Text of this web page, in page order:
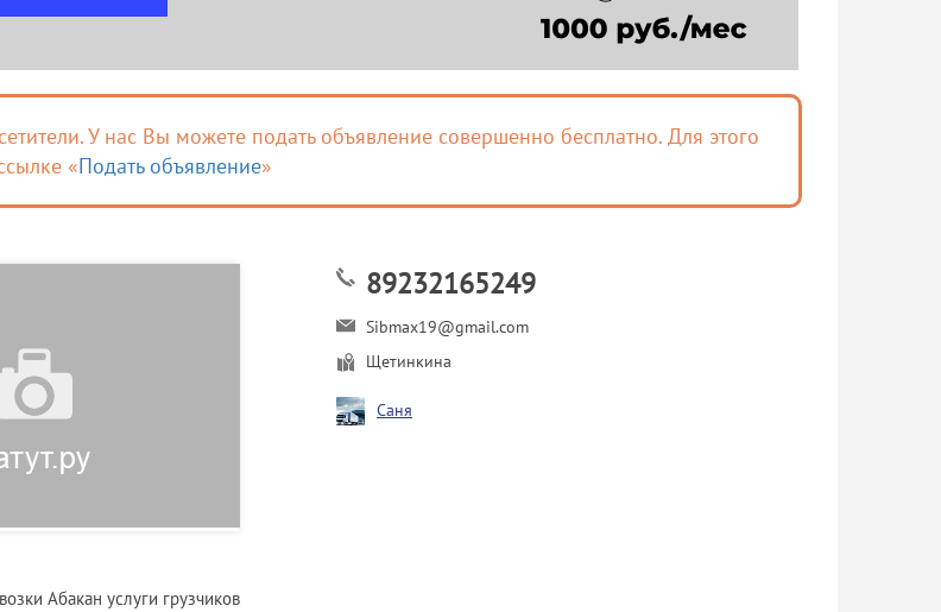
У нас Вы можете подать объявление совершенно бесплатно. Для этого
«Подать объявление»
89232165249
Sibmax19@gmail.com
Щетинкина
Саня
Абакан услуги грузчиков